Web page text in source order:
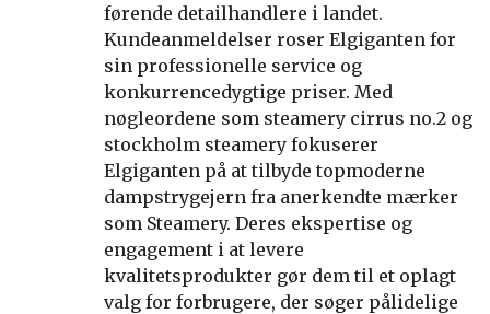
førende detailhandlere i landet.
Kundeanmeldelser roser Elgiganten for
sin professionelle service og
konkurrencedygtige priser. Med
nøgleordene som steamery cirrus no.2 og
stockholm steamery fokuserer
Elgiganten på at tilbyde topmoderne
dampstrygejern fra anerkendte mærker
som Steamery. Deres ekspertise og
engagement i at levere
kvalitetsprodukter gør dem til et oplagt
valg for forbrugere, der søger pålidelige